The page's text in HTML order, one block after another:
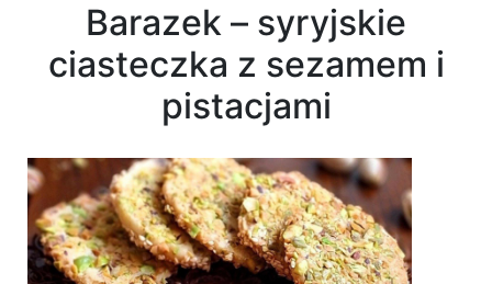
Barazek – syryjskie
ciasteczka z sezamem i
pistacjami